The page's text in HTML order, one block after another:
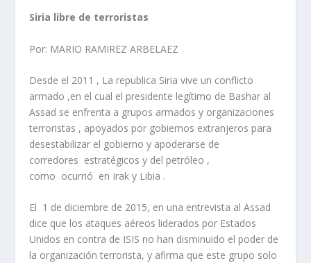
Siria libre de terroristas
Por: MARIO RAMIREZ ARBELAEZ
Desde el 2011 , La republica Siria vive un conflicto
armado ,en el cual el presidente legítimo de Bashar al
Assad se enfrenta a grupos armados y organizaciones
terroristas , apoyados por gobiernos extranjeros para
desestabilizar el gobierno y apoderarse de
corredores estratégicos y del petróleo ,
como ocurrió en Irak y Libia .
El 1 de diciembre de 2015, en una entrevista al Assad
dice que los ataques aéreos liderados por Estados
Unidos en contra de ISIS no han disminuido el poder de
la organización terrorista, y afirma que este grupo solo